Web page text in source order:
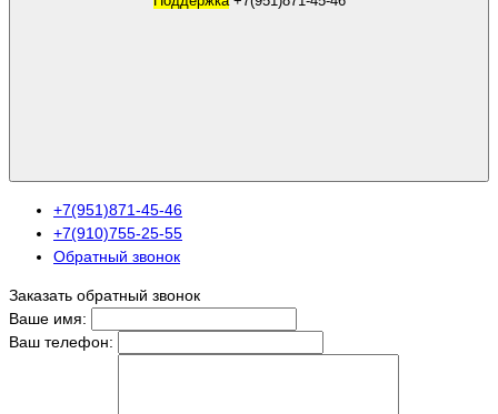
+7(951)871-45-46
+7(910)755-25-55
Обратный звонок
Заказать обратный звонок
Ваше имя:
Ваш телефон: